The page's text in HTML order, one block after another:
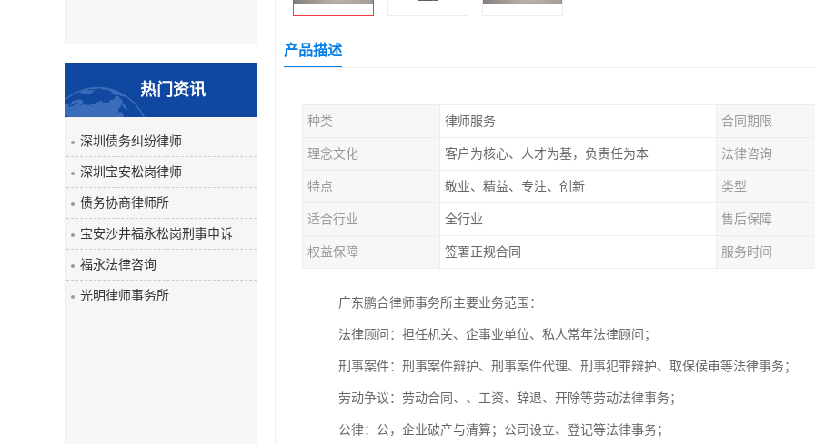
热门资讯
深圳债务纠纷律师
深圳宝安松岗律师
债务协商律师所
宝安沙井福永松岗刑事申诉
福永法律咨询
光明律师事务所
产品描述
种类 律师服务 合同期限
理念文化 客户为核心、人才为基，负责任为本 法律咨询
特点 敬业、精益、专注、创新 类型
适合行业 全行业 售后保障
权益保障 签署正规合同 服务时间
广东鹏合律师事务所主要业务范围：
法律顾问：担任机关、企事业单位、私人常年法律顾问；
刑事案件：刑事案件辩护、刑事案件代理、刑事犯罪辩护、取保候审等法律事务
劳动争议：劳动合同、、工资、辞退、开除等劳动法律事务；
公律：公，企业破产与清算；公司设立、登记等法律事务；